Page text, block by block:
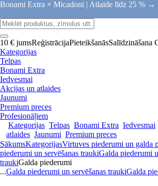
Bonami Extra × Micadoni | Atlaide līdz 25 % →
10 € jumsReģistrācijaPieteikšanāsSalīdzināšana
Kategorijas
Telpas
Bonami Extra
Iedvesmai
Akcijas un atlaides
Jaunumi
Premium preces
Profesionāļiem
Kategorijas Telpas Bonami Extra Iedvesmai
atlaides Jaunumi Premium preces
SākumsKategorijasVirtuves piederumi un galda
piederumi un servēšanas traukiGalda piederumi
traukiGalda piederumi
...Galda piederumi un servēšanas traukiGalda